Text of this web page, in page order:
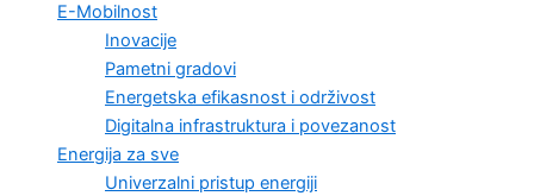
E-Mobilnost
Inovacije
Pametni gradovi
Energetska efikasnost i održivost
Digitalna infrastruktura i povezanost
Energija za sve
Univerzalni pristup energiji